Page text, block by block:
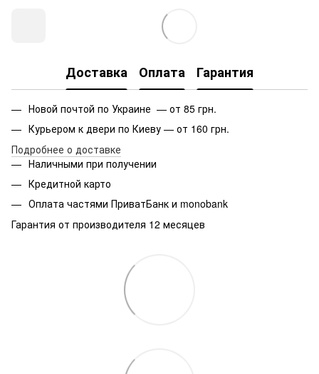
Доставка Оплата Гарантия
Новой почтой по Украине — от 85 грн.
Курьером к двери по Киеву — от 160 грн.
Подробнее о доставке
Наличными при получении
Кредитной карто
Оплата частями ПриватБанк и monobank
Гарантия от производителя 12 месяцев